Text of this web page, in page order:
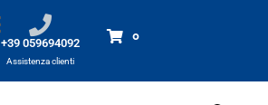
+39 059694092
Assistenza clienti
0
Disney Sofia- Sorelle danzanti